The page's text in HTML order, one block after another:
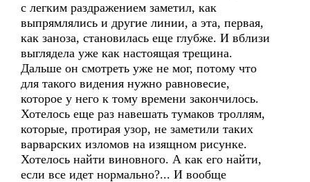
с легким раздражением заметил, как
выпрямлялись и другие линии, а эта, первая,
как заноза, становилась еще глубже. И вблизи
выглядела уже как настоящая трещина.
Дальше он смотреть уже не мог, потому что
для такого видения нужно равновесие,
которое у него к тому времени закончилось.
Хотелось еще раз навешать тумаков троллям,
которые, протирая узор, не заметили таких
варварских изломов на изящном рисунке.
Хотелось найти виновного. А как его найти,
если все идет нормально?... И вообще